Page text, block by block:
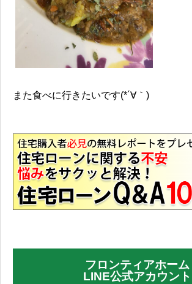
また食べに行きたいです(*´∀｀)
フロンティアホーム
LINE公式アカウント